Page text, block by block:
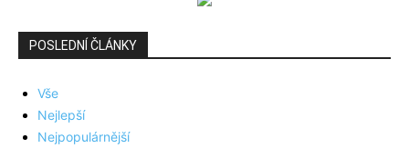
POSLEDNÍ ČLÁNKY
Vše
Nejlepší
Nejpopulárnější